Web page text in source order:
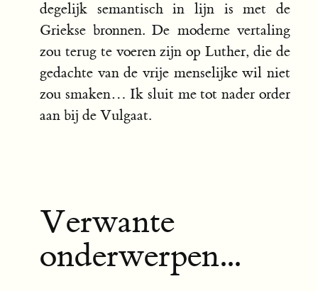
degelijk semantisch in lijn is met de
Griekse bronnen. De moderne vertaling
zou terug te voeren zijn op Luther, die de
gedachte van de vrije menselijke wil niet
zou smaken… Ik sluit me tot nader order
aan bij de Vulgaat.
Verwante
onderwerpen...